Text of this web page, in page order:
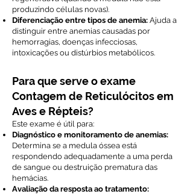
produzindo células novas).
Diferenciação entre tipos de anemia: Ajuda a
distinguir entre anemias causadas por
hemorragias, doenças infecciosas,
intoxicações ou distúrbios metabólicos.
Para que serve o exame
Contagem de Reticulócitos em
Aves e Répteis?
Este exame é útil para:
Diagnóstico e monitoramento de anemias:
Determina se a medula óssea está
respondendo adequadamente a uma perda
de sangue ou destruição prematura das
hemácias.
Avaliação da resposta ao tratamento: